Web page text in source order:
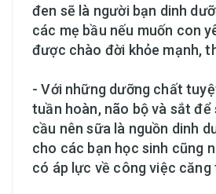
đen sẽ là người bạn dinh
các mẹ bầu nếu muốn con
được chào đời khỏe mạnh,
- Với những dưỡng chất
tuần hoàn, não bộ và sắt để
cầu nên sữa là nguồn dinh
cho các bạn học sinh cũng
có áp lực về công việc căng